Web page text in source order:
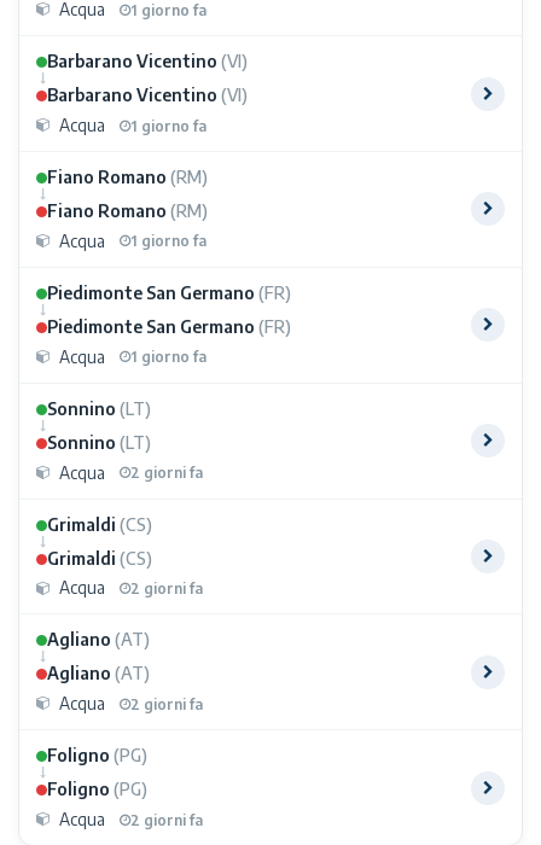
Acqua 1 giorno fa
Barbarano Vicentino (VI)
Barbarano Vicentino (VI)
Acqua
1 giorno fa
Fiano Romano (RM)
Fiano Romano (RM)
Acqua
1 giorno fa
Piedimonte San Germano (FR)
Piedimonte San Germano (FR)
Acqua
1 giorno fa
Sonnino (LT)
Sonnino (LT)
Acqua
2 giorni fa
Grimaldi (CS)
Grimaldi (CS)
Acqua
2 giorni fa
Agliano (AT)
Agliano (AT)
Acqua
2 giorni fa
Foligno (PG)
Foligno (PG)
Acqua
2 giorni fa